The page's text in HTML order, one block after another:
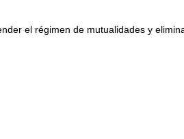
el régimen de mutualidades y